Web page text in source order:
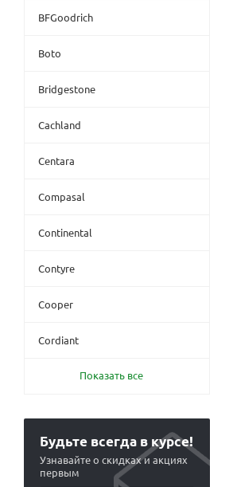
BFGoodrich
Boto
Bridgestone
Cachland
Centara
Compasal
Continental
Contyre
Cooper
Cordiant
Показать все
Будьте всегда в курсе!
Узнавайте о скидках и акциях
первым